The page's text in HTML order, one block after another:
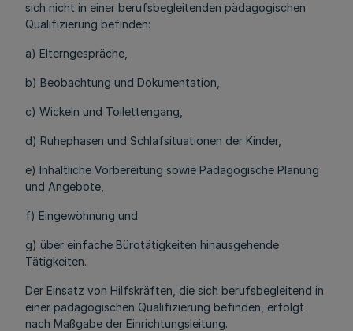
sich nicht in einer berufsbegleitenden pädagogischen
Qualifizierung befinden:
a) Elterngespräche,
b) Beobachtung und Dokumentation,
c) Wickeln und Toilettengang,
d) Ruhephasen und Schlafsituationen der Kinder,
e) Inhaltliche Vorbereitung sowie Pädagogische Planung
und Angebote,
f) Eingewöhnung und
g) über einfache Bürotätigkeiten hinausgehende
Tätigkeiten.
Der Einsatz von Hilfskräften, die sich berufsbegleitend in
einer pädagogischen Qualifizierung befinden, erfolgt
nach Maßgabe der Einrichtungsleitung.